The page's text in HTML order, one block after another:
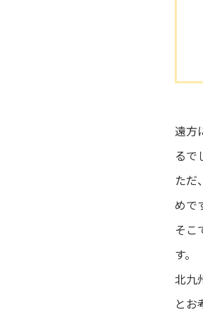
遠方
るで
ただ
めで
そこ
す。
北九
とお